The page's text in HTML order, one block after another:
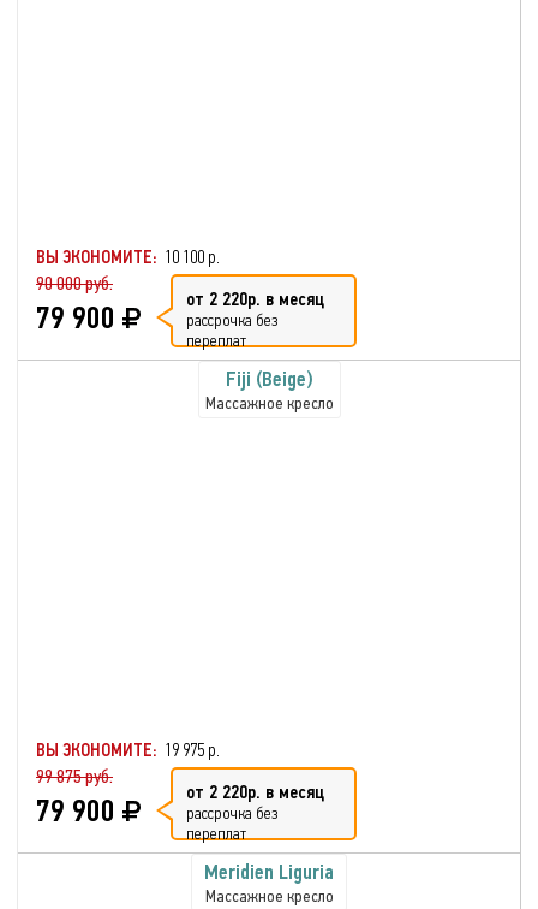
ВЫ ЭКОНОМИТЕ: 10 100 р.
90 000 руб.
79 900 от 2 220р. в месяц
рассрочка без
переплат
Fiji (Beige)
Массажное кресло
ВЫ ЭКОНОМИТЕ: 19 975 р.
99 875 руб.
79 900 от 2 220р. в месяц
рассрочка без
переплат
Meridien Liguria
Массажное кресло